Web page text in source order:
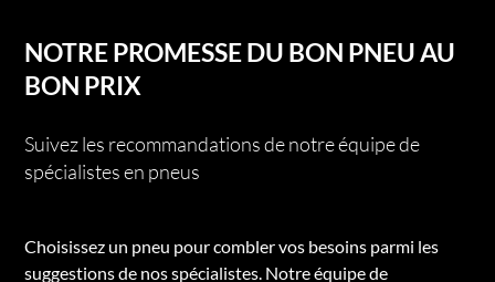
NOTRE PROMESSE DU BON PNEU AU
BON PRIX
Suivez les recommandations de notre équipe de
spécialistes en pneus
Choisissez un pneu pour combler vos besoins parmi les
suggestions de nos spécialistes. Notre équipe de